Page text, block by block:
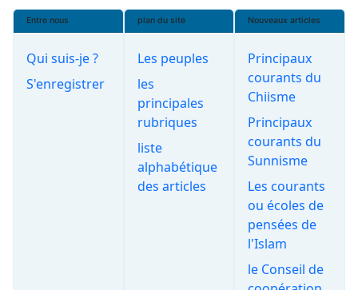
Entre nous
Qui suis-je ?
S'enregistrer
plan du site
Les peuples
les
principales
rubriques
liste
alphabétique
des articles
Nouveaux articles
Principaux
courants du
Chiisme
Principaux
courants du
Sunnisme
Les courants
ou écoles de
pensées de
l'Islam
le Conseil de